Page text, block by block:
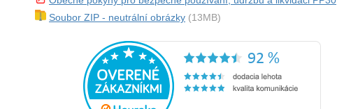
Soubor ZIP - neutrální obrázky (13MB)